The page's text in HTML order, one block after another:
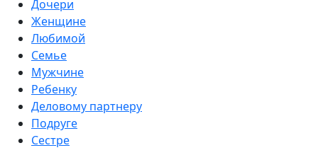
Дочери
Женщине
Любимой
Семье
Мужчине
Ребенку
Деловому партнеру
Подруге
Сестре